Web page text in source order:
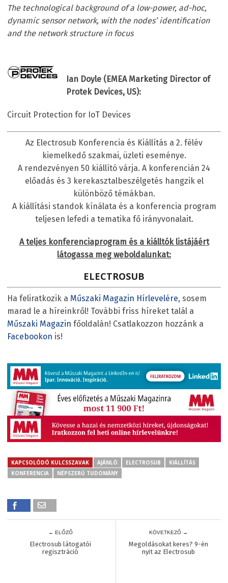
The technological background of a low-power, ad-hoc,
dynamic sensor network, with the nodes’ identification
and the network structure in focus
Ian Doyle (EMEA Marketing Director of
Protek Devices, US):
Circuit Protection for IoT Devices
Az Electrosub Konferencia és Kiállítás a 2. félév
kiemelkedő szakmai, üzleti eseménye.
A rendezvényen 50 kiállító várja. A konferencián 24
előadás és 3 kerekasztalbeszélgetés hangzik el
különböző témákban.
A kiállítási standok kínálata és a konferencia program
teljesen lefedi a tematika fő irányvonalait.
A teljes konferenciaprogram és a kiálltók listájáért
látogassa meg weboldalunkat:
ELECTROSUB
Ha feliratkozik a Műszaki Magazin Hírlevelére, sosem
marad le a híreinkről! További friss híreket talál a
Műszaki Magazin főoldalán! Csatlakozzon hozzánk a
Facebookon is!
KAPCSOLÓDÓ KULCSSZAVAK AJÁNLÓ ELECTROSUB
KIÁLLÍTÁS
KONFERENCIA
NÉPSZERŰ TUDOMÁNY
← ELŐZŐ
Electrosub látogatói
regisztráció
KÖVETKEZŐ →
Megoldásokat keres? 9-én
nyit az Electrosub